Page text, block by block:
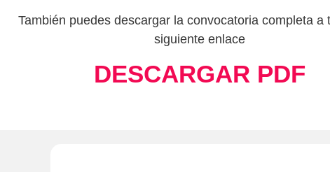
También puedes descargar la convocatoria completa a
siguiente enlace
DESCARGAR PDF